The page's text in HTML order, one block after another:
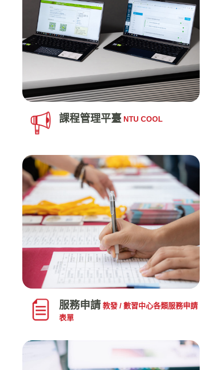
課程管理平臺 NTU COOL
服務申請 教發 / 數習中心各類服務申請
表單